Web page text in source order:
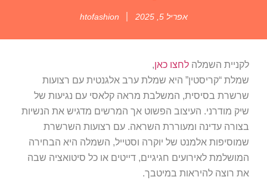
אפריל 5, 2025 htofashion
לקניית השמלה לחצו כאן,
שמלת “קריסטין” היא שמלת ערב אלגנטית עם רצועות
שרשרת בסיסית, המשלבת מראה קלאסי עם נגיעות של
שיק מודרני. העיצוב הפשוט אך המרשים מדגיש את הנשיות
בצורה עדינה ומעוררת השראה. עם רצועות השרשרת
שמוסיפות אלמנט של יוקרה וסטייל, השמלה היא הבחירה
המושלמת לאירועים חגיגיים, דייטים או כל סיטואציה שבה
את רוצה להיראות במיטבך.